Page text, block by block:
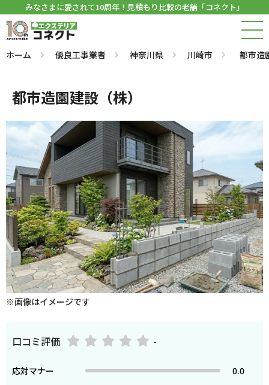
みなさまに愛されて10周年！見積もり比較の老舗「コネクト」
ホーム 優良工事業者 神奈川県 川崎市 都市造
都市造園建設（株）
※画像はイメージです
口コミ評価 -
応対マナー
0.0